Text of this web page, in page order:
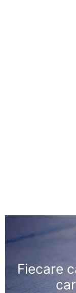
Fiecare